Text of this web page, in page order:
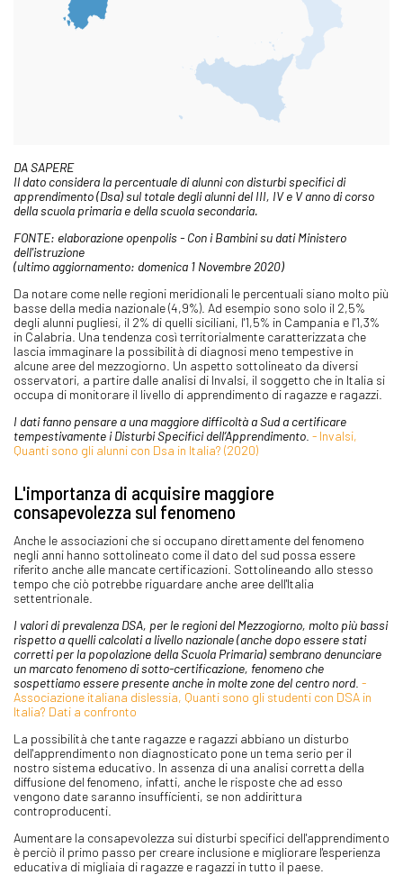
DA SAPERE
Il dato considera la percentuale di alunni con disturbi specifici di
apprendimento (Dsa) sul totale degli alunni del III, IV e V anno di corso
della scuola primaria e della scuola secondaria.
FONTE: elaborazione openpolis - Con i Bambini su dati Ministero
dell'istruzione
(ultimo aggiornamento: domenica 1 Novembre 2020)
Da notare come nelle regioni meridionali le percentuali siano molto più
basse della media nazionale (4,9%). Ad esempio sono solo il 2,5%
degli alunni pugliesi, il 2% di quelli siciliani, l'1,5% in Campania e l'1,3%
in Calabria. Una tendenza così territorialmente caratterizzata che
lascia immaginare la possibilità di diagnosi meno tempestive in
alcune aree del mezzogiorno. Un aspetto sottolineato da diversi
osservatori, a partire dalle analisi di Invalsi, il soggetto che in Italia si
occupa di monitorare il livello di apprendimento di ragazze e ragazzi.
I dati fanno pensare a una maggiore difficoltà a Sud a certificare
tempestivamente i Disturbi Specifici dell’Apprendimento - Invalsi,
Quanti sono gli alunni con Dsa in Italia? (2020)
L'importanza di acquisire maggiore
consapevolezza sul fenomeno
Anche le associazioni che si occupano direttamente del fenomeno
negli anni hanno sottolineato come il dato del sud possa essere
riferito anche alle mancate certificazioni. Sottolineando allo stesso
tempo che ciò potrebbe riguardare anche aree dell'Italia
settentrionale.
I valori di prevalenza DSA, per le regioni del Mezzogiorno, molto più bassi
rispetto a quelli calcolati a livello nazionale (anche dopo essere stati
corretti per la popolazione della Scuola Primaria) sembrano denunciare
un marcato fenomeno di sotto-certificazione, fenomeno che
sospettiamo essere presente anche in molte zone del centro nord. -
Associazione italiana dislessia, Quanti sono gli studenti con DSA in
Italia? Dati a confronto
La possibilità che tante ragazze e ragazzi abbiano un disturbo
dell'apprendimento non diagnosticato pone un tema serio per il
nostro sistema educativo. In assenza di una analisi corretta della
diffusione del fenomeno, infatti, anche le risposte che ad esso
vengono date saranno insufficienti, se non addirittura
controproducenti.
Aumentare la consapevolezza sui disturbi specifici dell'apprendimento
è perciò il primo passo per creare inclusione e migliorare l'esperienza
educativa di migliaia di ragazze e ragazzi in tutto il paese.